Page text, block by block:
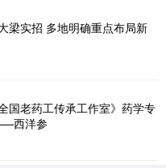
梁实招 多地明确重点布局新
国老药工传承工作室》药学专
西洋参